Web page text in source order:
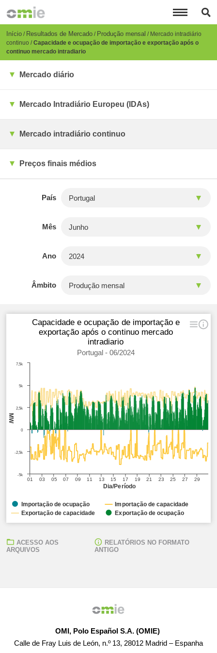
para
conteúdo
principal
Breadcrumb
Início Resultados de Mercado Produção mensal
Mercado intradiário
continuo Capacidade e ocupação de importação e exportação após o
continuo mercado intradiario
Mercado diário
Mercado Intradiário Europeu (IDAs)
Mercado intradiário continuo
Preços finais médios
País
Mês
Ano
Âmbito
Dia/Período
MW
Capacidade e ocupação de importação e
exportação após o continuo mercado
intradiario
Portugal - 06/2024
01 03 05 07 09 11 13 15 17 19 21 23 25 27 29
-5k
-2,5k
0
2,5k
5k
7,5k
Importação de ocupação Importação de capacidade
Exportação de capacidade Exportação de ocupação
ACESSO AOS
ARQUIVOS
RELATÓRIOS NO FORMATO
ANTIGO
OMI, Polo Español S.A. (OMIE)
Calle de Fray Luis de León, n.º 13, 28012 Madrid – Espanha